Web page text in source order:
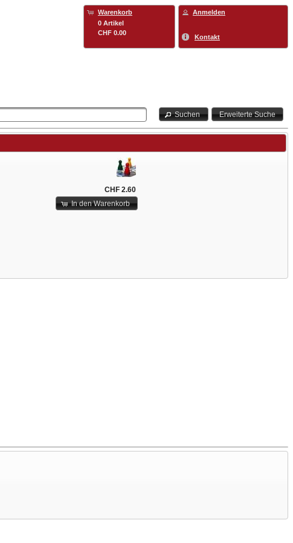
Warenkorb
0 Artikel
CHF 0.00
Anmelden
Kontakt
Suchen Erweiterte Suche
CHF 2.60
In den Warenkorb